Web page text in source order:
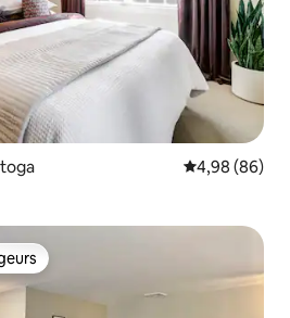
Note
4,98 (86)
parmi les plus aimés